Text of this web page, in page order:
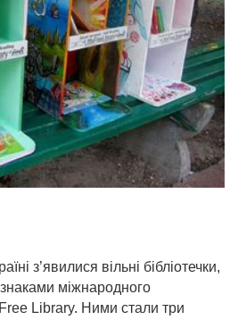
з’явилися вільні бібліотечки,
міжнародного
Library. Ними стали три